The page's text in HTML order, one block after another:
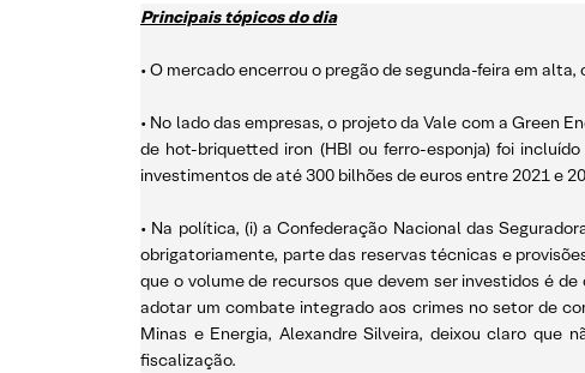
Principais tópicos do dia
• O mercado encerrou o pregão de segunda-feira em
• No lado das empresas, o projeto da Vale com a Green
de hot-briquetted iron (HBI ou ferro-esponja) foi
investimentos de até 300 bilhões de euros entre 2021 e
• Na política, (i) a Confederação Nacional das
obrigatoriamente, parte das reservas técnicas e
que o volume de recursos que devem ser investidos é
adotar um combate integrado aos crimes no setor de
Minas e Energia, Alexandre Silveira, deixou claro que
fiscalização.